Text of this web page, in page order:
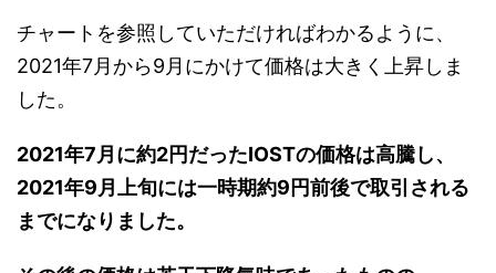
チャートを参照していただければわかるように、
2021年7月から9月にかけて価格は大きく上昇しま
した。
2021年7月に約2円だったIOSTの価格は高騰し、
2021年9月上旬には一時期約9円前後で取引される
までになりました。